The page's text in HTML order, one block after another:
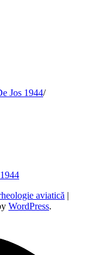
Jos 1944
aviatică |
WordPress.